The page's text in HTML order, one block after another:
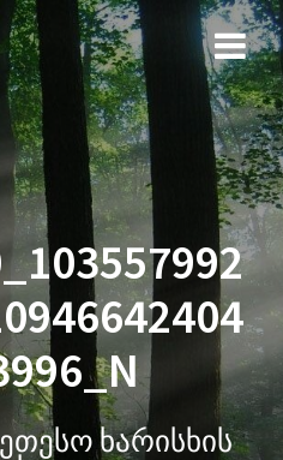
ხარისხის